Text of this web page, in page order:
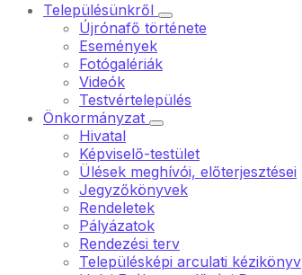
Településünkről
Újrónafő története
Események
Fotógalériák
Videók
Testvértelepülés
Önkormányzat
Hivatal
Képviselő-testület
Ülések meghívói, előterjesztései
Jegyzőkönyvek
Rendeletek
Pályázatok
Rendezési terv
Településképi arculati kézikönyv